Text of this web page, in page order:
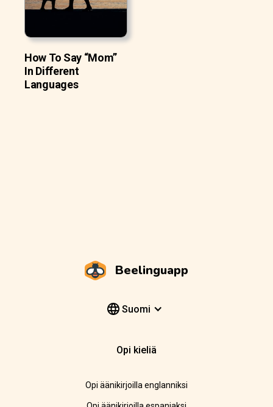
How To Say “Mom”
In Different
Languages
Beelinguapp
Suomi
Opi kieliä
Opi äänikirjoilla englanniksi